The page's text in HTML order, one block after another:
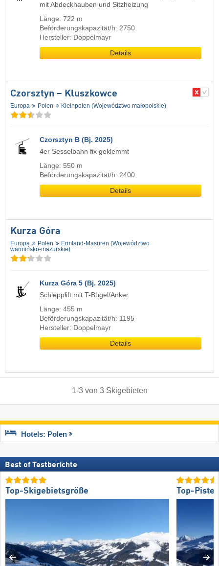
mit Abdeckhauben und Sitzheizung
Länge: 722 m
Beförderungskapazität/h: 2750
Hersteller: Doppelmayr
Details
Czorsztyn – Kluszkowce
Europa Polen Kleinpolen (Województwo małopolskie)
Czorsztyn B (Bj. 2025)
4er Sesselbahn fix geklemmt
Länge: 550 m
Beförderungskapazität/h: 2400
Details
Kurza Góra
Europa Polen
Ermland-Masuren (Województwo
warmińsko-mazurskie)
Kurza Góra 5 (Bj. 2025)
Schlepplift mit T-Bügel/Anker
Länge: 455 m
Beförderungskapazität/h: 1195
Hersteller: Doppelmayr
Details
1-3von 3 Skigebieten
Hotels: Polen
Best of Testberichte
Top-Skigebietsgröße Top-